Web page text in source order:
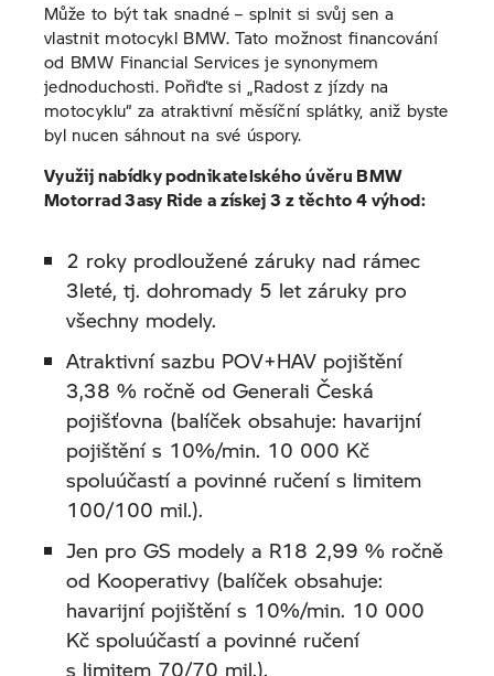
Akční nabídky Motorrad
Finanční služby
Výkup motocyklů
Testovací jízdy Motorrad
Motokalendář
Kontakty
Fan e-shop
Může to být tak snadné – splnit si svůj sen a
vlastnit motocykl BMW. Tato možnost financování
od BMW Financial Services je synonymem
jednoduchosti. Pořiďte si „Radost z jízdy na
motocyklu“ za atraktivní měsíční splátky, aniž byste
byl nucen sáhnout na své úspory.
Využij nabídky podnikatelského úvěru BMW
Motorrad 3asy Ride a získej 3 z těchto 4 výhod:
2 roky prodloužené záruky nad rámec
3leté, tj. dohromady 5 let záruky pro
všechny modely.
Atraktivní sazbu POV+HAV pojištění
3,38 % ročně od Generali Česká
pojišťovna (balíček obsahuje: havarijní
pojištění s 10%/min. 10 000 Kč
spoluúčastí a povinné ručení s limitem
100/100 mil.).
Jen pro GS modely a R18 2,99 % ročně
od Kooperativy (balíček obsahuje:
havarijní pojištění s 10%/min. 10 000
Kč spoluúčastí a povinné ručení
s limitem 70/70 mil.).